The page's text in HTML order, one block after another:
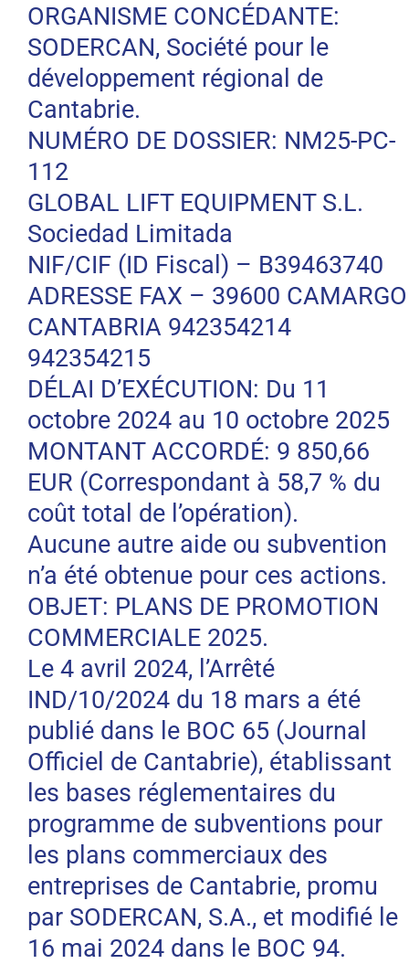
ORGANISME CONCÉDANTE:
SODERCAN, Société pour le
développement régional de
Cantabrie.
NUMÉRO DE DOSSIER: NM25-PC-
112
GLOBAL LIFT EQUIPMENT S.L.
Sociedad Limitada
NIF/CIF (ID Fiscal) – B39463740
ADRESSE FAX – 39600 CAMARGO
CANTABRIA 942354214
942354215
DÉLAI D’EXÉCUTION: Du 11
octobre 2024 au 10 octobre 2025
MONTANT ACCORDÉ: 9 850,66
EUR (Correspondant à 58,7 % du
coût total de l’opération).
Aucune autre aide ou subvention
n’a été obtenue pour ces actions.
OBJET: PLANS DE PROMOTION
COMMERCIALE 2025.
Le 4 avril 2024, l’Arrêté
IND/10/2024 du 18 mars a été
publié dans le BOC 65 (Journal
Officiel de Cantabrie), établissant
les bases réglementaires du
programme de subventions pour
les plans commerciaux des
entreprises de Cantabrie, promu
par SODERCAN, S.A., et modifié le
16 mai 2024 dans le BOC 94.